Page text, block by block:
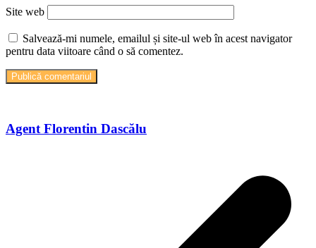
Site web
Salvează-mi numele, emailul și site-ul web în acest navigator
pentru data viitoare când o să comentez.
Agent Florentin Dascălu